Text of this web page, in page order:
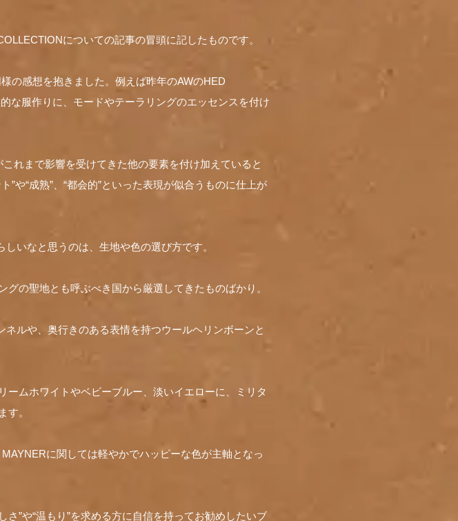
についての記事の冒頭に記したものです。
の感想を抱きました。例えば昨年のAWのHED
な服作りに、モードやテーラリングのエッセンスを付け
れまで影響を受けてきた他の要素を付け加えていると
や“成熟”、“都会的”といった表現が似合うものに仕上が
いなと思うのは、生地や色の選び方です。
の聖地とも呼ぶべき国から厳選してきたものばかり。
ルや、奥行きのある表情を持つウールヘリンボーンと
ムホワイトやベビーブルー、淡いイエローに、ミリタ
す。
に関しては軽やかでハッピーな色が主軸となっ
”や“温もり”を求める方に自信を持ってお勧めしたいブ